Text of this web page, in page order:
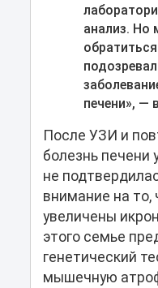
анализ. Но
печени», —
После УЗИ и
болезнь печени
не
внимание на то,
увеличены
этого семье
генетический
мышечную